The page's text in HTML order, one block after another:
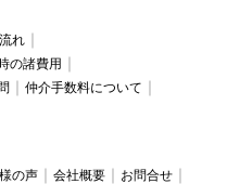
れ
の諸費用
仲介手数料について
の声 会社概要
お問合せ